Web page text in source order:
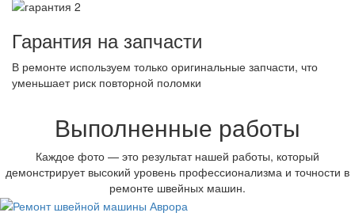
Гарантия на запчасти
В ремонте используем только оригинальные запчасти, что
уменьшает риск повторной поломки
Выполненные работы
Каждое фото — это результат нашей работы, который
демонстрирует высокий уровень профессионализма и точности в
ремонте швейных машин.